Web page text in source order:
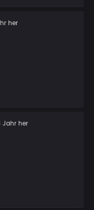
her
Jahr her